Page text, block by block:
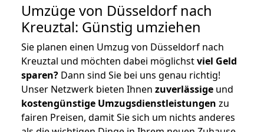
Umzüge von Düsseldorf nach
Kreuztal: Günstig umziehen
Sie planen einen Umzug von Düsseldorf nach
Kreuztal und möchten dabei möglichstviel Geld
sparen? Dann sind Sie bei uns genau richtig!
Unser Netzwerk bieten Ihnen zuverlässige und
kostengünstige Umzugsdienstleistungen zu
fairen Preisen, damit Sie sich um nichts anderes